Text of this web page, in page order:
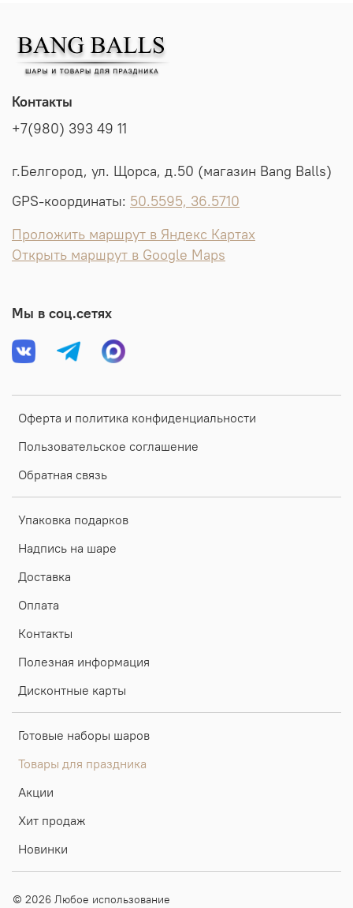
Оферта и политика конфиденциальности
Пользовательское соглашение
Обратная связь
Упаковка подарков
Надпись на шаре
Доставка
Оплата
Контакты
Полезная информация
Дисконтные карты
Готовые наборы шаров
Товары для праздника
Акции
Хит продаж
Новинки
Контакты
+7(980) 393 49 11
г.Белгород, ул. Щорса, д.50 (магазин Bang Balls)
GPS-координаты: 50.5595, 36.5710
Проложить маршрут в Яндекс Картах
Открыть маршрут в Google Maps
Мы в соц.сетях
© 2026 Любое использование